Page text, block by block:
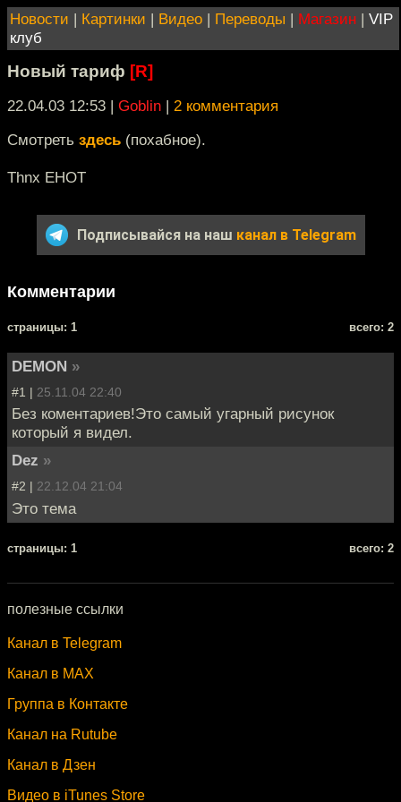
Новости | Картинки | Видео | Переводы | Магазин | VIP
клуб
Новый тариф [R]
22.04.03 12:53 | Goblin | 2 комментария
Смотреть здесь (похабное).
Thnx EHOT
Подписывайся на наш канал в Telegram
Комментарии
cтраницы: 1 всего: 2
DEMON »
#1 | 25.11.04 22:40
Без коментариев!Это самый угарный рисунок
который я видел.
Dez »
#2 | 22.12.04 21:04
Это тема
cтраницы: 1 всего: 2
полезные ссылки
Канал в Telegram
Канал в MAX
Группа в Контакте
Канал на Rutube
Канал в Дзен
Видео в iTunes Store